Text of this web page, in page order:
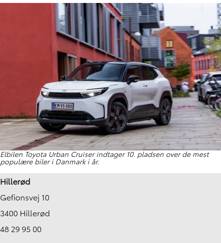
Elbilen Toyota Urban Cruiser indtager 10. pladsen over de mest
populære biler i Danmark i år.
Hillerød
Gefionsvej 10
3400 Hillerød
48 29 95 00